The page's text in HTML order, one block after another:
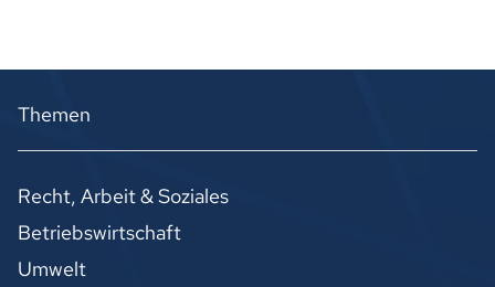
Themen
Recht, Arbeit & Soziales
Betriebswirtschaft
Umwelt